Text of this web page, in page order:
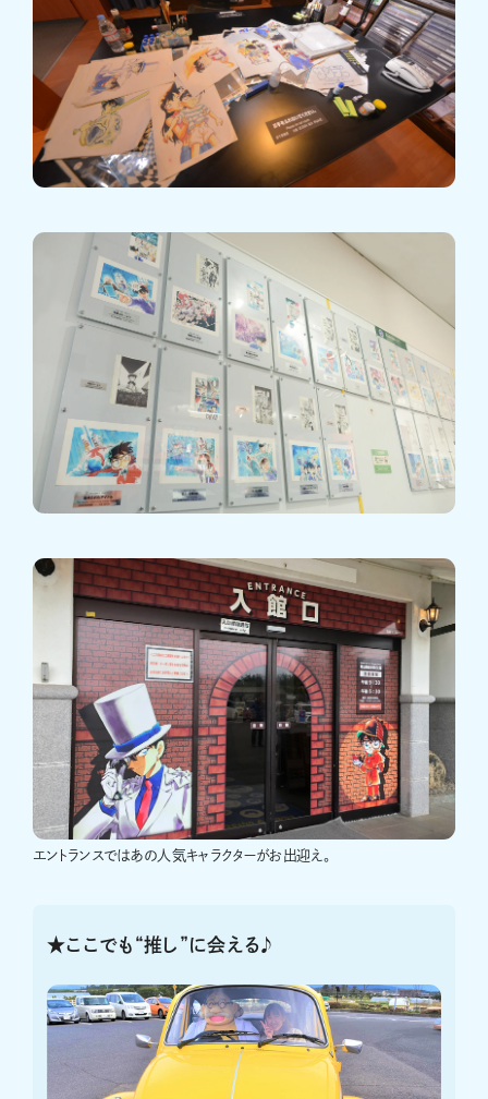
エントランスではあの人気キャラクターがお出迎え。
★ここでも“推し”に会える♪